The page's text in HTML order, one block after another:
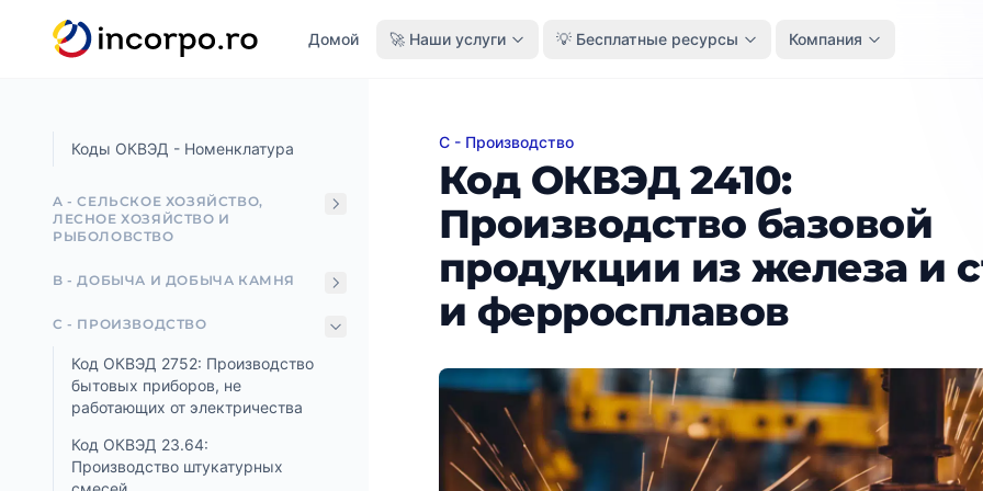
контенту
Домой 🚀 Наши услуги 💡 Бесплатные ресурсы Компания
Коды ОКВЭД - Номенклатура
A - СЕЛЬСКОЕ ХОЗЯЙСТВО,
ЛЕСНОЕ ХОЗЯЙСТВО И
РЫБОЛОВСТВО
B - ДОБЫЧА И ДОБЫЧА КАМНЯ
C - ПРОИЗВОДСТВО
Код ОКВЭД 2752: Производство
бытовых приборов, не
работающих от электричества
Код ОКВЭД 23.64:
Производство штукатурных
Код ОКВЭД 2410: Производство базовой продукции из
C - Производство
Код ОКВЭД 2410:
Производство базовой
продукции из железа и
и ферросплавов